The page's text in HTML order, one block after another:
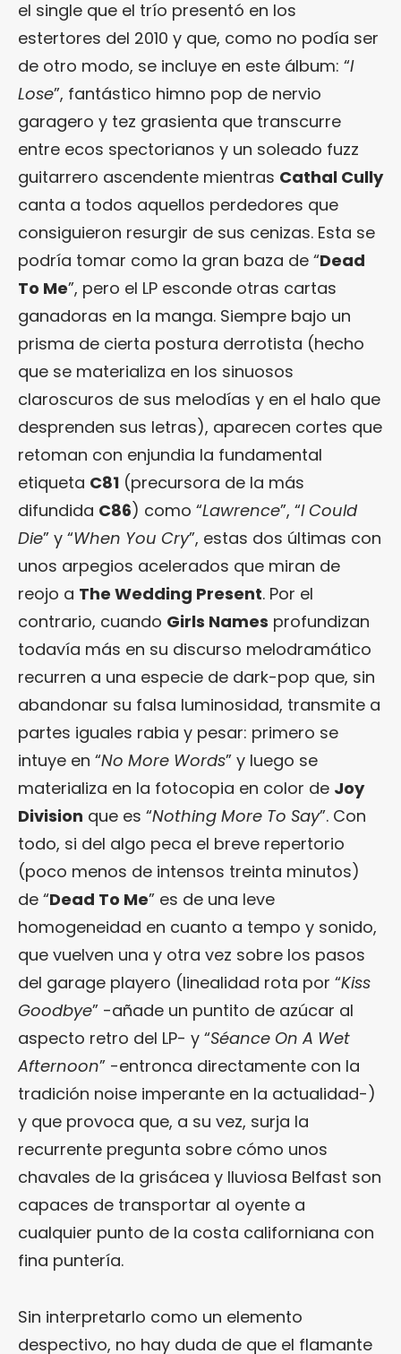
el single que el trío presentó en los
estertores del 2010 y que, como no podía ser
de otro modo, se incluye en este álbum: “I
Lose”, fantástico himno pop de nervio
garagero y tez grasienta que transcurre
entre ecos spectorianos y un soleado fuzz
guitarrero ascendente mientras Cathal Cully
canta a todos aquellos perdedores que
consiguieron resurgir de sus cenizas. Esta se
podría tomar como la gran baza de “Dead
To Me”, pero el LP esconde otras cartas
ganadoras en la manga. Siempre bajo un
prisma de cierta postura derrotista (hecho
que se materializa en los sinuosos
claroscuros de sus melodías y en el halo que
desprenden sus letras), aparecen cortes que
retoman con enjundia la fundamental
etiqueta C81 (precursora de la más
difundida C86) como “Lawrence”, “I Could
Die” y “When You Cry”, estas dos últimas con
unos arpegios acelerados que miran de
reojo a The Wedding Present. Por el
contrario, cuando Girls Names profundizan
todavía más en su discurso melodramático
recurren a una especie de dark-pop que, sin
abandonar su falsa luminosidad, transmite a
partes iguales rabia y pesar: primero se
intuye en “No More Words” y luego se
materializa en la fotocopia en color de Joy
Division que es “Nothing More To Say”. Con
todo, si del algo peca el breve repertorio
(poco menos de intensos treinta minutos)
de “Dead To Me” es de una leve
homogeneidad en cuanto a tempo y sonido,
que vuelven una y otra vez sobre los pasos
del garage playero (linealidad rota por “Kiss
Goodbye” -añade un puntito de azúcar al
aspecto retro del LP- y “Séance On A Wet
Afternoon” -entronca directamente con la
tradición noise imperante en la actualidad-)
y que provoca que, a su vez, surja la
recurrente pregunta sobre cómo unos
chavales de la grisácea y lluviosa Belfast son
capaces de transportar al oyente a
cualquier punto de la costa californiana con
fina puntería.
Sin interpretarlo como un elemento
despectivo, no hay duda de que el flamante